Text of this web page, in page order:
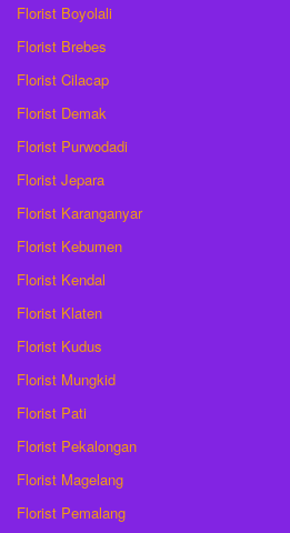
Florist Boyolali
Florist Brebes
Florist Cilacap
Florist Demak
Florist Purwodadi
Florist Jepara
Florist Karanganyar
Florist Kebumen
Florist Kendal
Florist Klaten
Florist Kudus
Florist Mungkid
Florist Pati
Florist Pekalongan
Florist Magelang
Florist Pemalang